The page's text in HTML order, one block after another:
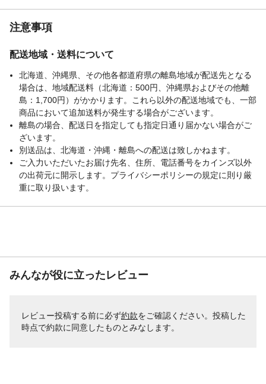
注意事項
配送地域・送料について
北海道、沖縄県、その他各都道府県の離島地域が配送先となる
場合は、地域配送料（北海道：500円、沖縄県およびその他離
島：1,700円）がかかります。これら以外の配送地域でも、一部
商品において追加送料が発生する場合がございます。
離島の場合、配送日を指定しても指定日通り届かない場合がご
ざいます。
別送品は、北海道・沖縄・離島への配送は致しかねます。
ご入力いただいたお届け先名、住所、電話番号をカインズ以外
の出荷元に開示します。プライバシーポリシーの規定に則り厳
重に取り扱います。
みんなが役に立ったレビュー
レビュー投稿する前に必ず約款をご確認ください。投稿した
時点で約款に同意したものとみなします。